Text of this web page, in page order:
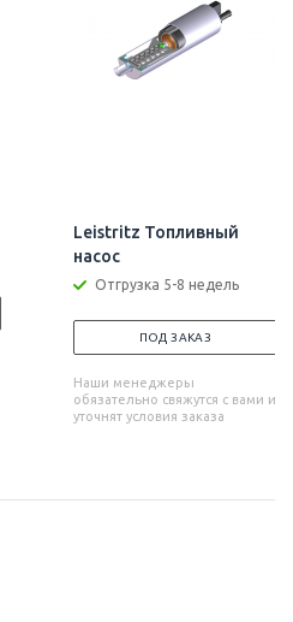
Leistritz Топливный
насос
Отгрузка 5-8 недель
ПОД ЗАКАЗ
Наши менеджеры
обязательно свяжутся с вами и
уточнят условия заказа